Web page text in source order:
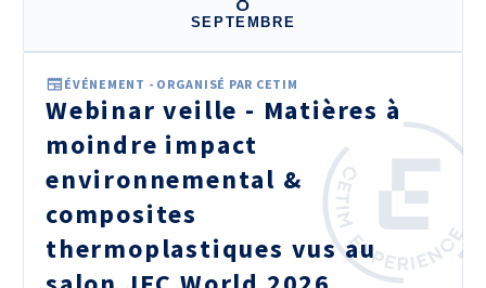
SEPTEMBRE
ÉVÉNEMENT - ORGANISÉ PAR CETIM
Webinar veille - Matières à
moindre impact
environnemental &
composites
thermoplastiques vus au